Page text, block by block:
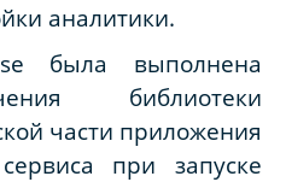
аналитики.
была выполнена
библиотеки
части приложения
при запуске